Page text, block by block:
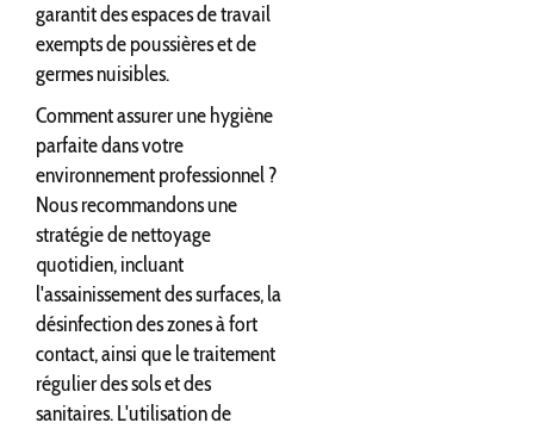
garantit des espaces de travail
exempts de poussières et de
germes nuisibles.
Comment assurer une hygiène
parfaite dans votre
environnement professionnel ?
Nous recommandons une
stratégie de nettoyage
quotidien, incluant
l'assainissement des surfaces, la
désinfection des zones à fort
contact, ainsi que le traitement
régulier des sols et des
sanitaires. L'utilisation de